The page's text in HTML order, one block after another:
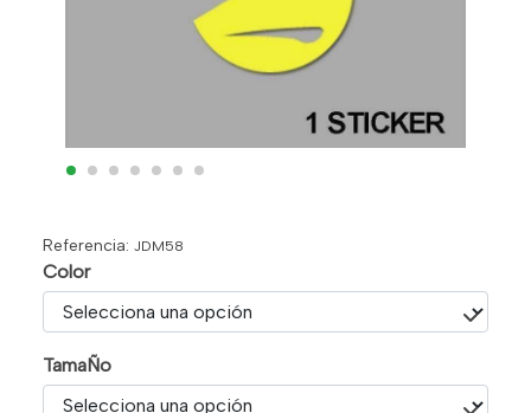
Referencia: JDM58
Color
TamaÑo